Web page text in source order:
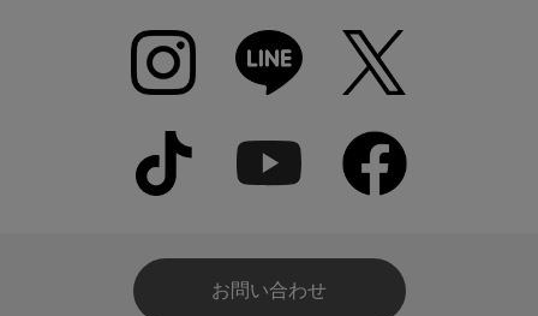
お問い合わせ